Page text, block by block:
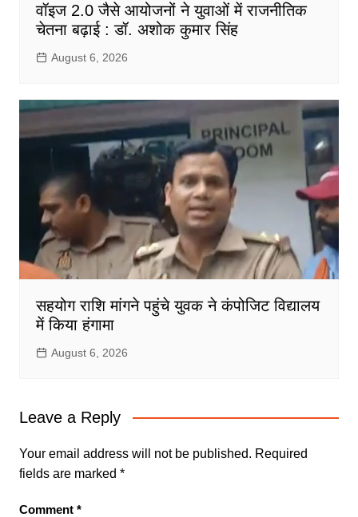
वॉइज 2.0 जैसे आयोजनों ने युवाओं में राजनीतिक
चेतना बढ़ाई : डॉ. अशोक कुमार सिंह
August 6, 2026
सहयोग राशि मांगने पहुंचे युवक ने कंपोजिट विद्यालय
में किया हंगामा
August 6, 2026
Leave a Reply
Your email address will not be published. Required
fields are marked *
Comment *